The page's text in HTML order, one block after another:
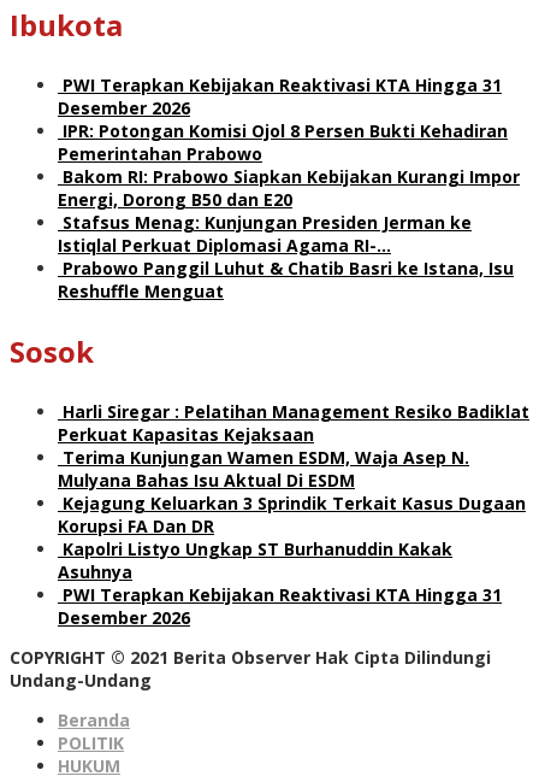
Ibukota
PWI Terapkan Kebijakan Reaktivasi KTA Hingga 31
Desember 2026
IPR: Potongan Komisi Ojol 8 Persen Bukti Kehadiran
Pemerintahan Prabowo
Bakom RI: Prabowo Siapkan Kebijakan Kurangi Impor
Energi, Dorong B50 dan E20
Stafsus Menag: Kunjungan Presiden Jerman ke
Istiqlal Perkuat Diplomasi Agama RI-…
Prabowo Panggil Luhut & Chatib Basri ke Istana, Isu
Reshuffle Menguat
Sosok
Harli Siregar : Pelatihan Management Resiko Badiklat
Perkuat Kapasitas Kejaksaan
Terima Kunjungan Wamen ESDM, Waja Asep N.
Mulyana Bahas Isu Aktual Di ESDM
Kejagung Keluarkan 3 Sprindik Terkait Kasus Dugaan
Korupsi FA Dan DR
Kapolri Listyo Ungkap ST Burhanuddin Kakak
Asuhnya
PWI Terapkan Kebijakan Reaktivasi KTA Hingga 31
Desember 2026
COPYRIGHT © 2021 Berita Observer Hak Cipta Dilindungi
Undang-Undang
Beranda
POLITIK
HUKUM